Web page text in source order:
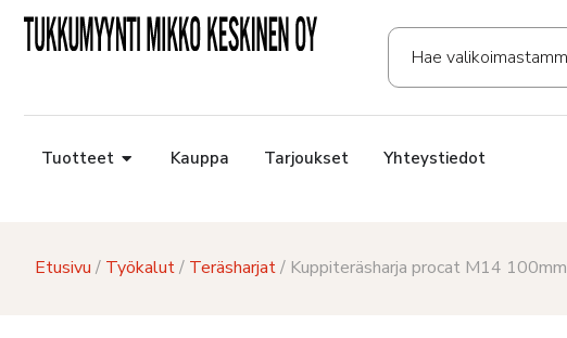
Tuotteet Kauppa Tarjoukset Yhteystiedot
Etusivu / Työkalut/ Teräsharjat/ Kuppiteräsharja procat M14 100mm